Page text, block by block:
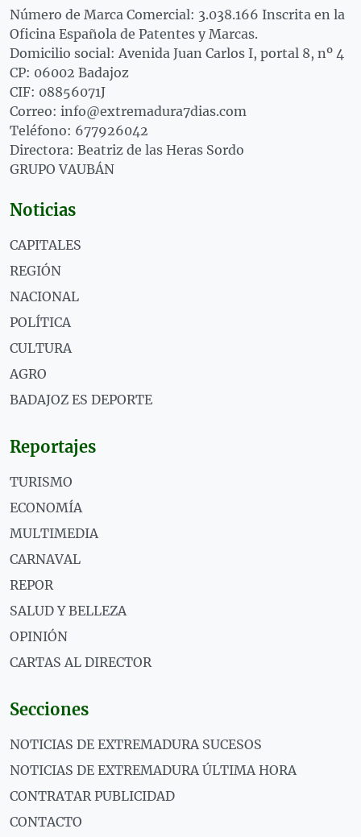
Número de Marca Comercial: 3.038.166 Inscrita en la
Oficina Española de Patentes y Marcas.
Domicilio social: Avenida Juan Carlos I, portal 8, nº 4
CP: 06002 Badajoz
CIF: 08856071J
Correo: info@extremadura7dias.com
Teléfono: 677926042
Directora: Beatriz de las Heras Sordo
GRUPO VAUBÁN
Noticias
CAPITALES
REGIÓN
NACIONAL
POLÍTICA
CULTURA
AGRO
BADAJOZ ES DEPORTE
Reportajes
TURISMO
ECONOMÍA
MULTIMEDIA
CARNAVAL
REPOR
SALUD Y BELLEZA
OPINIÓN
CARTAS AL DIRECTOR
Secciones
NOTICIAS DE EXTREMADURA SUCESOS
NOTICIAS DE EXTREMADURA ÚLTIMA HORA
CONTRATAR PUBLICIDAD
CONTACTO